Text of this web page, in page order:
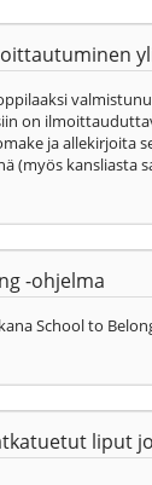
on
ja allekirjoita
(myös kansliasta
-ohjelma
School to
liput